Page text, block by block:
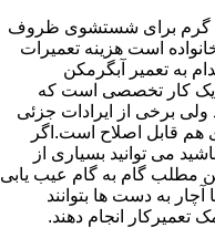
گرم برای شستشوی ظروف
است هزینه تعمیرات
به تعمیر آبگرمکن
یک کار تخصصی است که
برخی از ایرادات جزئی
هم قابل اصلاح است.اگر
می توانید بسیاری از
مطلب گام به گام عیب یابی
به دست ها بتوانند
تعمیرکار انجام دهند.